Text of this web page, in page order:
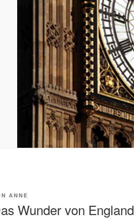
ANNE
Wunder von England